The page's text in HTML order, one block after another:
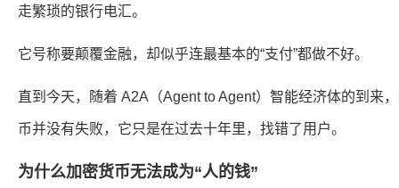
走繁琐的银行电汇。
它号称要颠覆金融，却似乎连最基本的“支付”都做不好。
直到今天，随着 A2A（Agent to Agent）智能经济体的到来
币并没有失败，它只是在过去十年里，找错了用户。
为什么加密货币无法成为“人的钱”